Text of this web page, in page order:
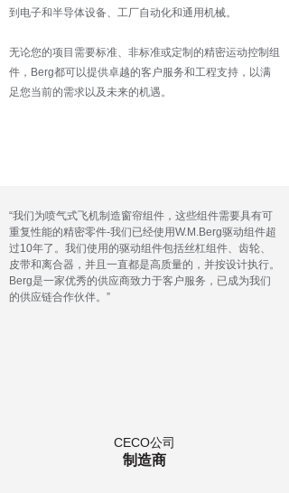
到电子和半导体设备、工厂自动化和通用机械。
无论您的项目需要标准、非标准或定制的精密运动控制组
件，Berg都可以提供卓越的客户服务和工程支持，以满
足您当前的需求以及未来的机遇。
“我们为喷气式飞机制造窗帘组件，这些组件需要具有可
重复性能的精密零件-我们已经使用W.M.Berg驱动组件超
过10年了。我们使用的驱动组件包括丝杠组件、齿轮、
皮带和离合器，并且一直都是高质量的，并按设计执行。
Berg是一家优秀的供应商致力于客户服务，已成为我们
的供应链合作伙伴。”
制造商
CECO公司